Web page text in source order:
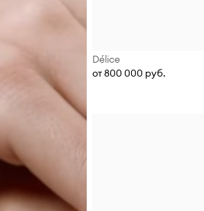
Délice
от 800 000 руб.